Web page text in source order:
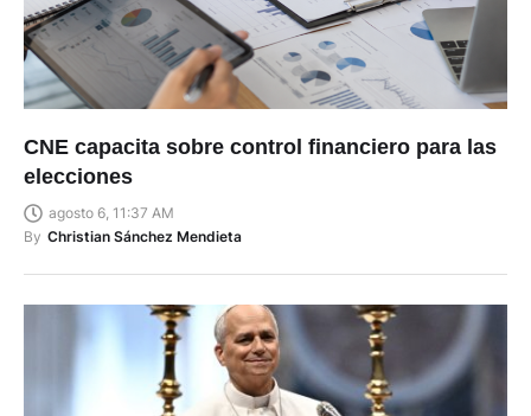
CNE capacita sobre control financiero para las
elecciones
agosto 6, 11:37 AM
By Christian Sánchez Mendieta